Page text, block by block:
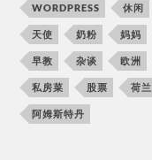
WORDPRESS 休闲
天使 奶粉 妈妈
早教 杂谈 欧洲
私房菜 股票 荷兰
阿姆斯特丹